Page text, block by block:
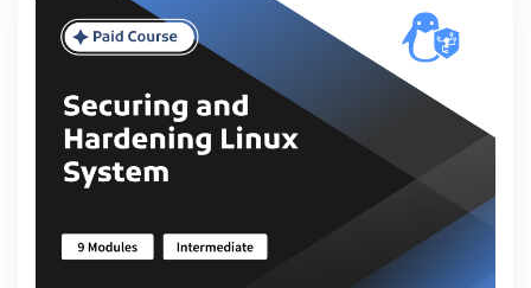
memahami dan menerapkan prinsip-prinsip
GitOps dalam lingkungan nyata, meningkatkan
konsistensi, kolaborasi, dan keamanan dalam
pengelolaan aplikasi dan infrastruktur.